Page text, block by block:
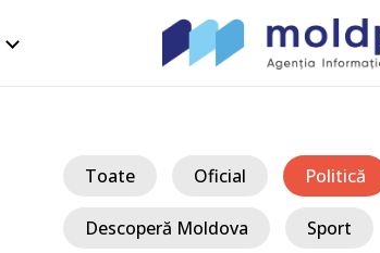
Toate Oficial Politică
Descoperă Moldova Sport